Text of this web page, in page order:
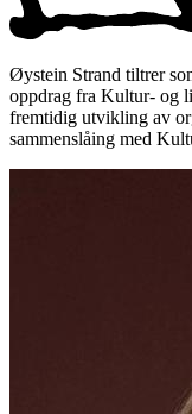
Øystein Strand tiltrer
oppdrag fra Kultur- og
fremtidig utvikling av
sammenslåing med